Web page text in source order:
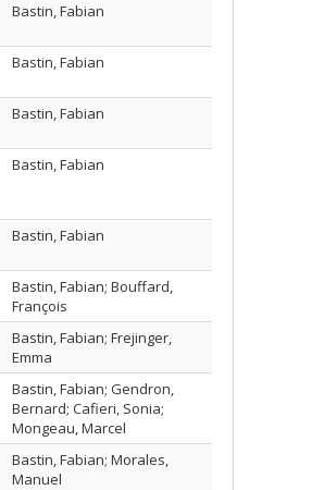
Bastin, Fabian
Bastin, Fabian
Bastin, Fabian
Bastin, Fabian
Bastin, Fabian
Bastin, Fabian; Bouffard,
François
Bastin, Fabian; Frejinger,
Emma
Bastin, Fabian; Gendron,
Bernard; Cafieri, Sonia;
Mongeau, Marcel
Bastin, Fabian; Morales,
Manuel